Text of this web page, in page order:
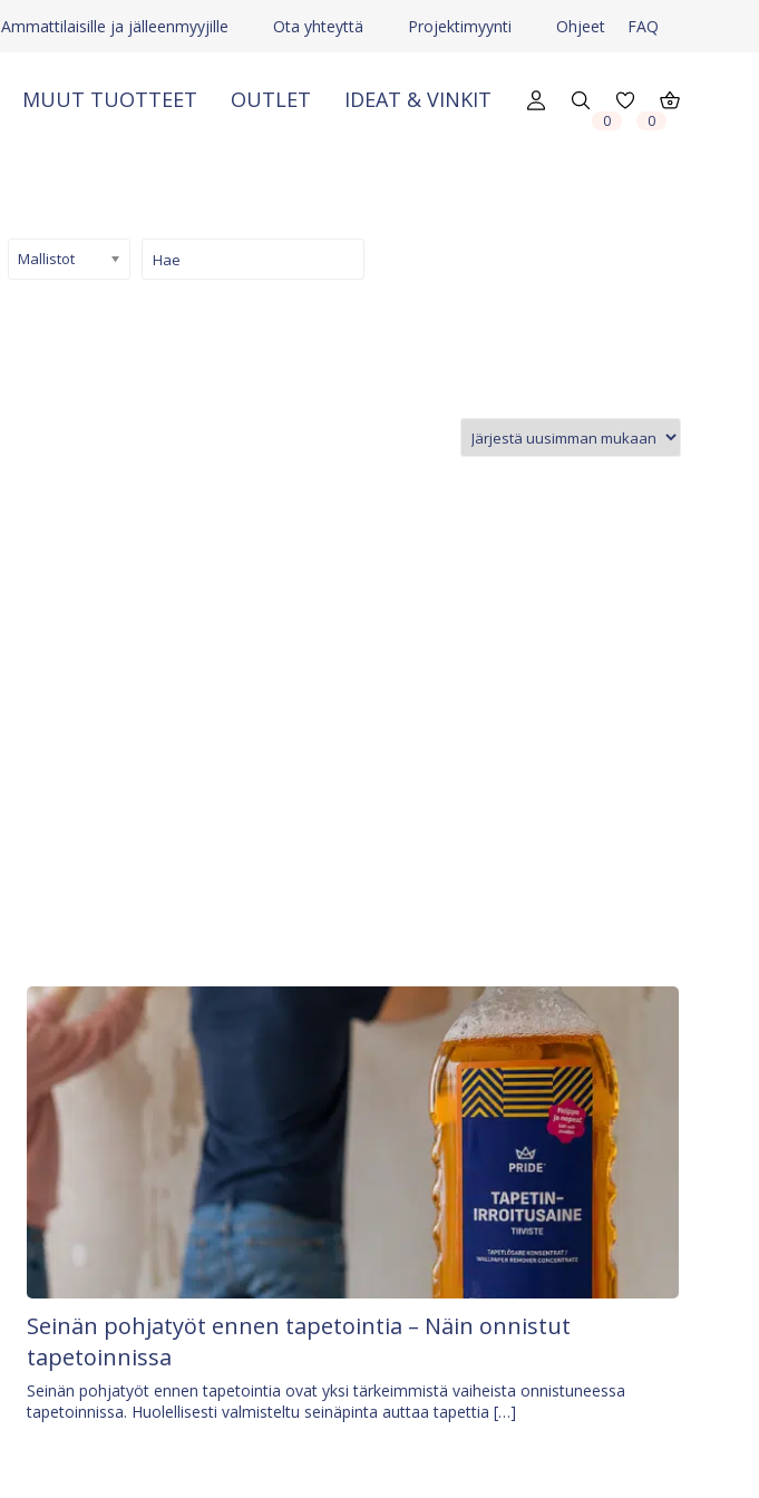
Ammattilaisille ja jälleenmyyjille Ota yhteyttä Projektimyynti Ohjeet FAQ
MUUT TUOTTEET OUTLET IDEAT & VINKIT
0 0
Mallistot
Seinän pohjatyöt ennen tapetointia – Näin onnistut
tapetoinnissa
Seinän pohjatyöt ennen tapetointia ovat yksi tärkeimmistä vaiheista onnistuneessa
tapetoinnissa. Huolellisesti valmisteltu seinäpinta auttaa tapettia […]